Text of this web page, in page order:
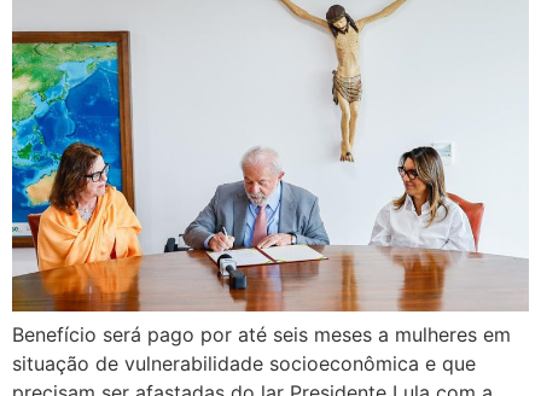
Benefício será pago por até seis meses a mulheres em
situação de vulnerabilidade socioeconômica e que